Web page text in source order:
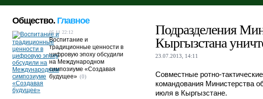
Подразделения
Кыргызстана
23.07.2013, 14:11
Совместные ротно-
командования Министерства
июля в Кыргызстане.
Общество. Главное
05.11 22:12
Воспитание и
традиционные ценности в
цифровую эпоху обсудили
на Международном
симпозиуме «Создавая
будущее» (0)